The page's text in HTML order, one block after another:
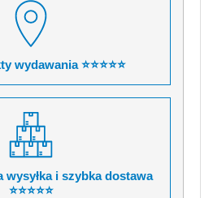
wydawania ⭐⭐⭐⭐⭐
wysyłka i szybka dostawa
⭐⭐⭐⭐⭐